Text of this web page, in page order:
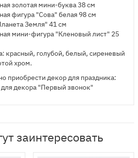
золотая мини-буква 38 см
фигура "Сова" белая 98 см
Земля" 41 см
мини-фигура "Кленовый лист" 25
красный, голубой, белый, сиреневый
хром.
приобрести декор для праздника:
декора "Первый звонок"
заинтересовать